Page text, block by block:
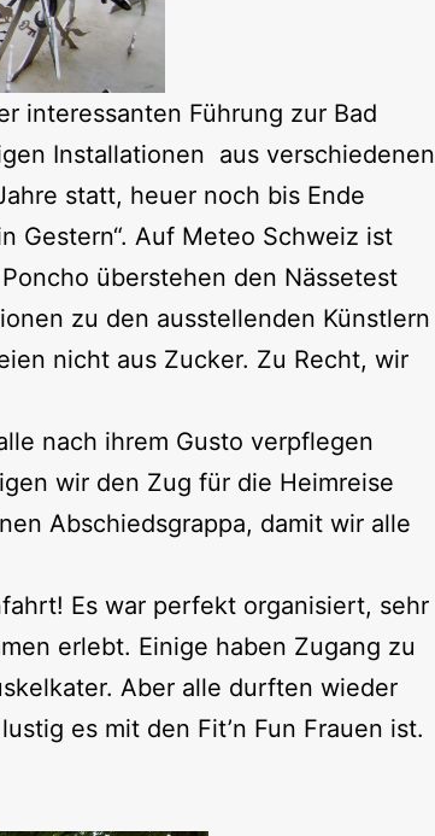
interessanten Führung zur Bad
Installationen aus verschiedenen
statt, heuer noch bis Ende
Gestern“. Auf Meteo Schweiz ist
überstehen den Nässetest
zu den ausstellenden Künstlern
nicht aus Zucker. Zu Recht, wir
nach ihrem Gusto verpflegen
wir den Zug für die Heimreise
Abschiedsgrappa, damit wir alle
Es war perfekt organisiert, sehr
erlebt. Einige haben Zugang zu
Aber alle durften wieder
es mit den Fit’n Fun Frauen ist.